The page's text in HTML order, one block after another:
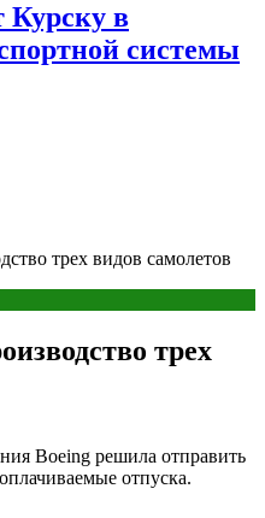
Курску в
системы
трех видов самолетов
трех
Boeing решила отправить
отпуска.